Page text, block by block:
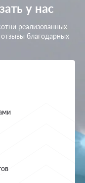
у нас
реализованных
благодарных